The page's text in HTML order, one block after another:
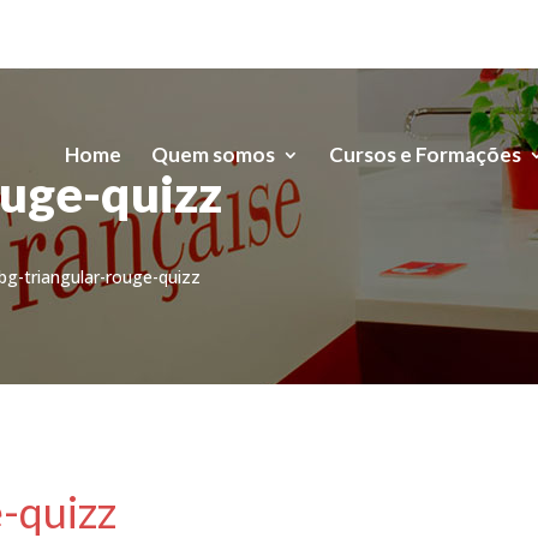
Home Quem somos Cursos e Formações
quizz
triangular-rouge-quizz
quizz